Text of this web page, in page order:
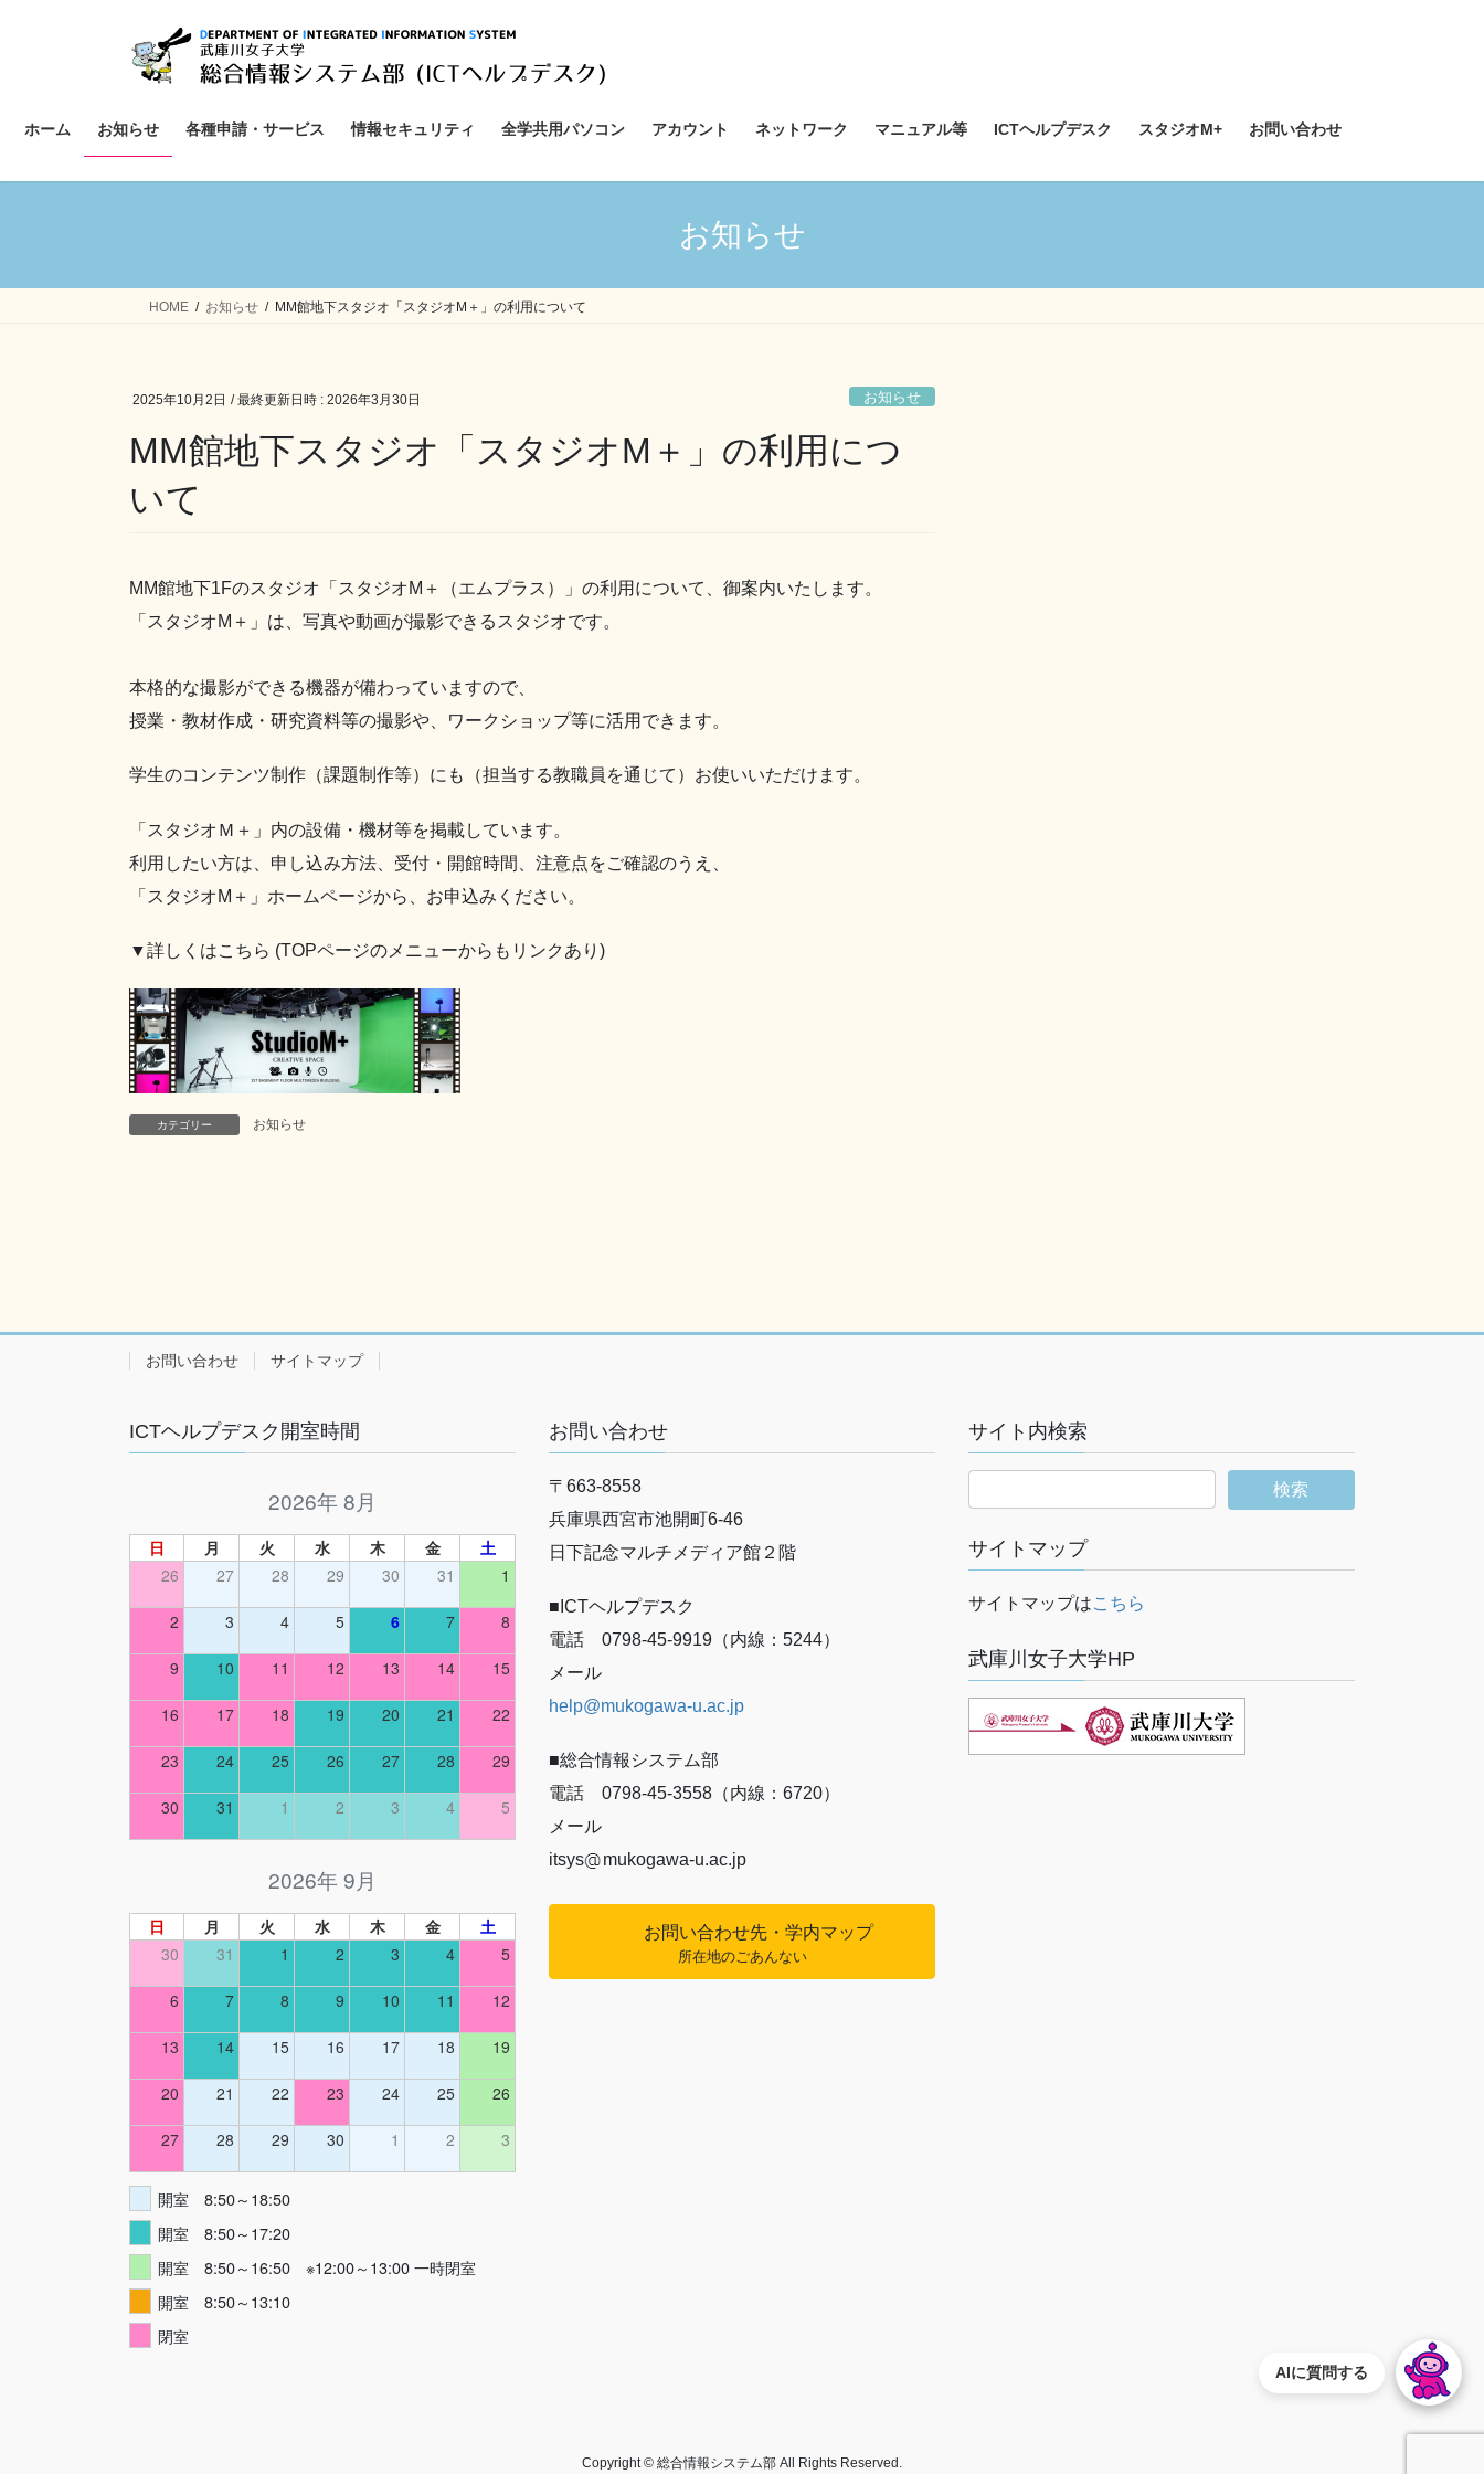
ホーム お知らせ 各種申請・サービス 情報セキュリティ 全学共用パソコン アカウント ネットワーク マニュアル等 ICTヘルプデスク スタジオM+ お問い合わせ
お知らせ
HOME お知らせ MM館地下スタジオ「スタジオM＋」の利用について
2025年10月2日 / 最終更新日時 : 2026年3月30日 お知らせ
MM館地下スタジオ「スタジオM＋」の利用につ
いて
MM館地下1Fのスタジオ「スタジオM＋（エムプラス）」の利用について、御案内いたします。
「スタジオM＋」は、写真や動画が撮影できるスタジオです。
本格的な撮影ができる機器が備わっていますので、
授業・教材作成・研究資料等の撮影や、ワークショップ等に活用できます。
学生のコンテンツ制作（課題制作等）にも（担当する教職員を通じて）お使いいただけます。
「スタジオＭ＋」内の設備・機材等を掲載しています。
利用したい方は、申し込み方法、受付・開館時間、注意点をご確認のうえ、
「スタジオM＋」ホームページから、お申込みください。
▼詳しくはこちら (TOPページのメニューからもリンクあり)
カテゴリー お知らせ
AIに質問する
お問い合わせ サイトマップ
ICTヘルプデスク開室時間
2026年 8月
日 月 火 水 木 金
土
26
27 28 29 30 31 1
2 3 4 5 6 7 8
9 10 11 12 13 14 15
16 17 18 19 20 21 22
23 24 25 26 27 28 29
30 31 1 2 3 4 5
2026年 9月
日 月 火 水 木 金
土
30
31 1 2 3 4 5
6 7 8 9 10 11 12
13 14 15 16 17 18 19
20 21 22 23 24 25 26
27 28 29 30 1 2 3
開室 8:50～18:50
開室 8:50～17:20
開室 8:50～16:50 ※12:00～13:00 一時閉室
開室 8:50～13:10
閉室
お問い合わせ
〒663-8558
兵庫県西宮市池開町6-46
日下記念マルチメディア館２階
■ICTヘルプデスク
電話 0798-45-9919（内線：5244）
メール
help@mukogawa-u.ac.jp
■総合情報システム部
電話 0798-45-3558（内線：6720）
メール
itsys
mukogawa-u.ac.jp
お問い合わせ先・学内マップ
所在地のごあんない
サイト内検索
サイトマップ
サイトマップはこちら
武庫川女子大学HP
Copyright © 総合情報システム部 All Rights Reserved.